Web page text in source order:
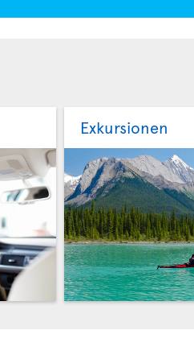
Exkursionen